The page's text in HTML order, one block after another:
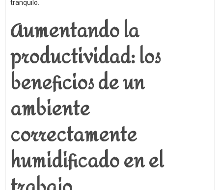
tranquilo.
Aumentando la
productividad: los
beneficios de un
ambiente
correctamente
humidificado en el